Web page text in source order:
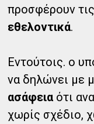
προσφέρουν
εθελοντικά.
Εντούτοις. ο
να δηλώνει με
ασάφεια ότι
χωρίς σχέδιο,